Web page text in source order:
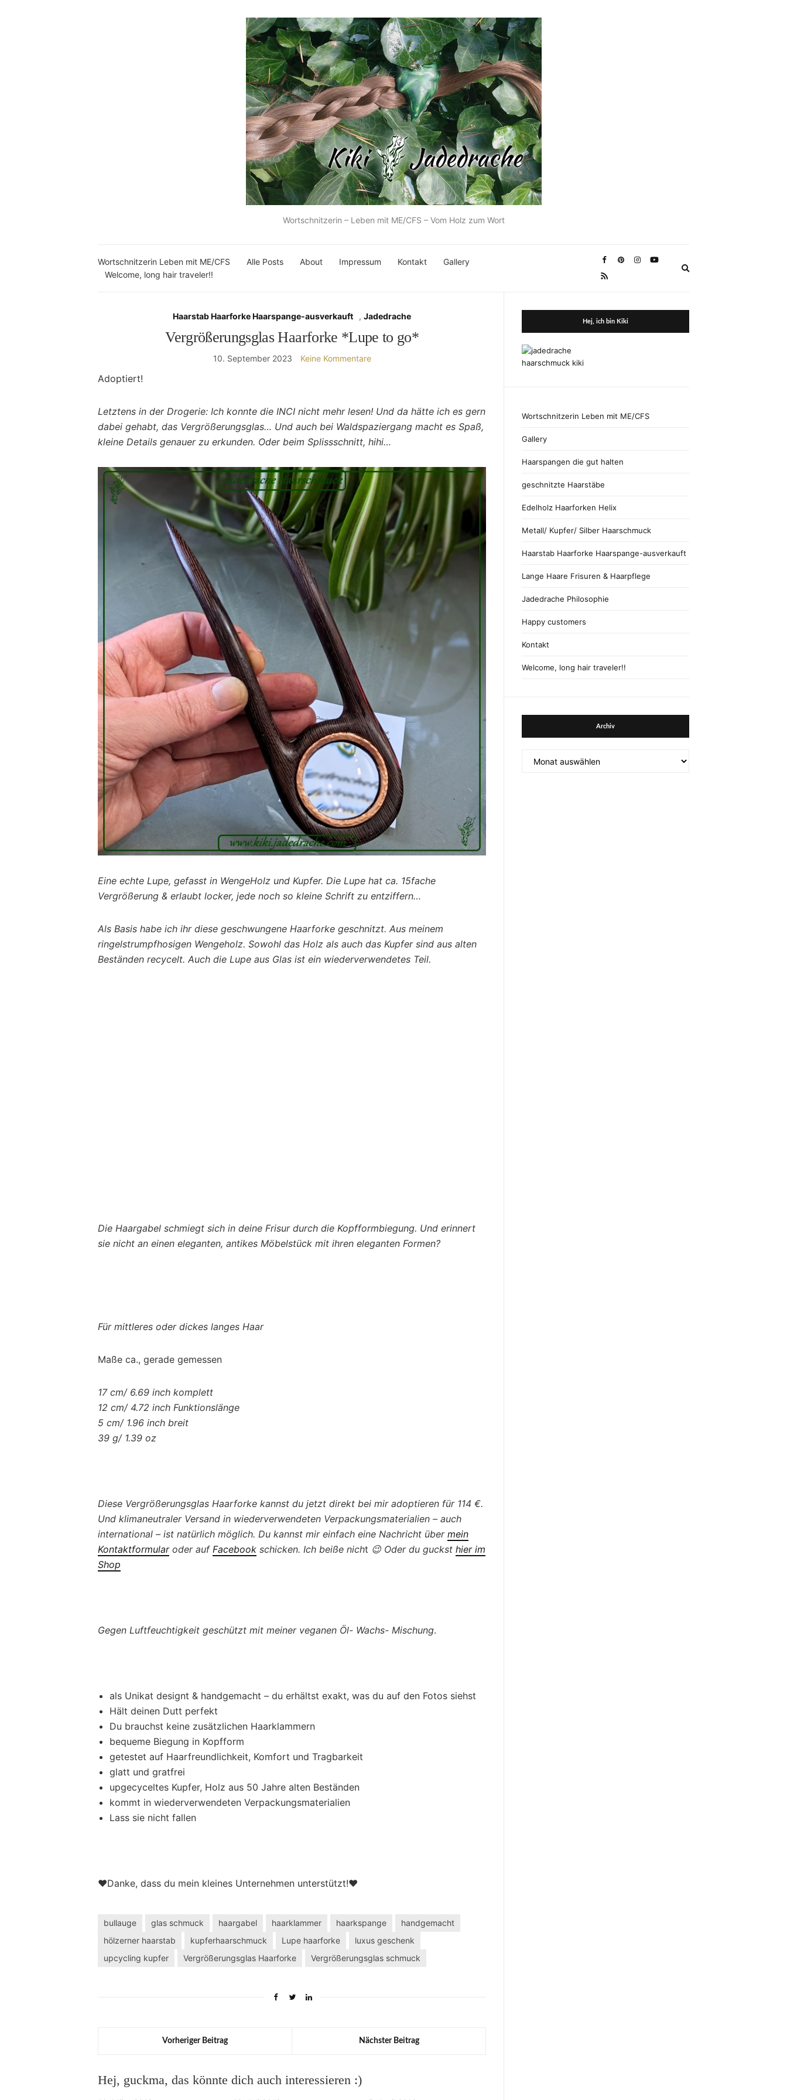
Wortschnitzerin – Leben mit ME/CFS – Vom Holz zum Wort
Wortschnitzerin Leben mit ME/CFS Alle Posts About Impressum Kontakt
Gallery
Welcome, long hair traveler!!
Haarstab Haarforke Haarspange-ausverkauft ,Jadedrache
Vergrößerungsglas Haarforke *Lupe to go*
10. September 2023 Keine Kommentare
Adoptiert!
Letztens in der Drogerie: Ich konnte die INCI nicht mehr lesen! Und da hätte ich es gern
dabei gehabt, das Vergrößerungsglas… Und auch bei Waldspaziergang macht es Spaß,
kleine Details genauer zu erkunden. Oder beim Splissschnitt, hihi…
Eine echte Lupe, gefasst in WengeHolz und Kupfer. Die Lupe hat ca. 15fache
Vergrößerung & erlaubt locker, jede noch so kleine Schrift zu entziffern…
Als Basis habe ich ihr diese geschwungene Haarforke geschnitzt. Aus meinem
ringelstrumpfhosigen Wengeholz. Sowohl das Holz als auch das Kupfer sind aus alten
Beständen recycelt. Auch die Lupe aus Glas ist ein wiederverwendetes Teil.
Die Haargabel schmiegt sich in deine Frisur durch die Kopfformbiegung. Und erinnert
sie nicht an einen eleganten, antikes Möbelstück mit ihren eleganten Formen?
Für mittleres oder dickes langes Haar
Maße ca., gerade gemessen
17 cm/ 6.69 inch komplett
12 cm/ 4.72 inch Funktionslänge
5 cm/ 1.96 inch breit
39 g/ 1.39 oz
Diese Vergrößerungsglas Haarforke kannst du jetzt direkt bei mir adoptieren für 114 €.
Und klimaneutraler Versand in wiederverwendeten Verpackungsmaterialien – auch
international – ist natürlich möglich. Du kannst mir einfach eine Nachricht über mein
Kontaktformularoder auf Facebook schicken. Ich beiße nicht 😉 Oder du guckst hier im
Shop
Gegen Luftfeuchtigkeit geschützt mit meiner veganen Öl- Wachs- Mischung.
als Unikat designt & handgemacht – du erhältst exakt, was du auf den Fotos siehst
Hält deinen Dutt perfekt
Du brauchst keine zusätzlichen Haarklammern
bequeme Biegung in Kopfform
getestet auf Haarfreundlichkeit, Komfort und Tragbarkeit
glatt und gratfrei
upgecyceltes Kupfer, Holz aus 50 Jahre alten Beständen
kommt in wiederverwendeten Verpackungsmaterialien
Lass sie nicht fallen
❤️Danke, dass du mein kleines Unternehmen unterstützt!❤️
bullauge glas schmuck haargabel haarklammer haarkspange
handgemacht
hölzerner haarstab
kupferhaarschmuck Lupe haarforke
luxus geschenk
upcycling kupfer
Vergrößerungsglas Haarforke Vergrößerungsglas schmuck
Vorheriger Beitrag Nächster Beitrag
Hej, guckma, das könnte dich auch interessieren :)
Hej, ich bin Kiki
Wortschnitzerin Leben mit ME/CFS
Gallery
Haarspangen die gut halten
geschnitzte Haarstäbe
Edelholz Haarforken Helix
Metall/ Kupfer/ Silber Haarschmuck
Haarstab Haarforke Haarspange-ausverkauft
Lange Haare Frisuren & Haarpflege
Jadedrache Philosophie
Happy customers
Kontakt
Welcome, long hair traveler!!
Archiv